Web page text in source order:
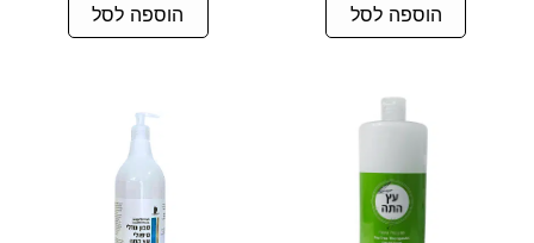
הוספה לסל הוספה לסל